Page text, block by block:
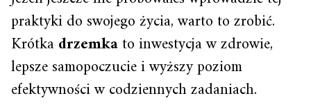
praktyki do swojego życia, warto to zrobić.
Krótkadrzemkato inwestycja w zdrowie,
lepsze samopoczucie i wyższy poziom
efektywności w codziennych zadaniach.